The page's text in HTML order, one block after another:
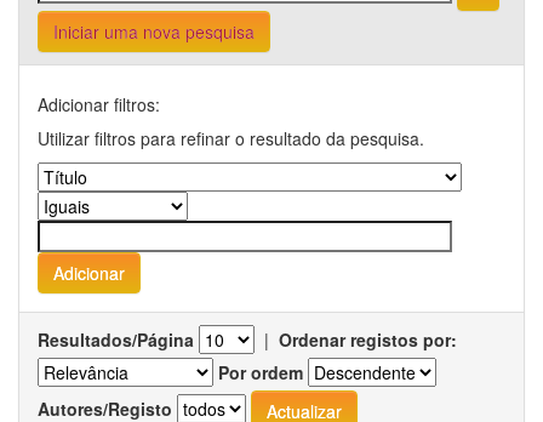
Iniciar uma nova pesquisa
Adicionar filtros:
Utilizar filtros para refinar o resultado da pesquisa.
Resultados/Página | Ordenar registos por:
Por ordem
Autores/Registo